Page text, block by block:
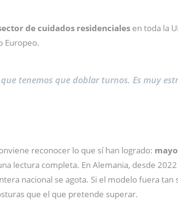
de cuidados residenciales en toda la
Europeo.
tenemos que doblar turnos. Es muy
reconocer lo que sí han logrado:
lectura completa. En Alemania, desde
nacional se agota. Si el modelo fuera
que el que pretende superar.